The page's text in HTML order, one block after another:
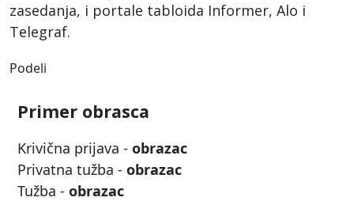
zasedanja, i portale tabloida Informer, Alo i
Telegraf.
Podeli
Primer obrasca
Krivična prijava - obrazac
Privatna tužba - obrazac
Tužba - obrazac